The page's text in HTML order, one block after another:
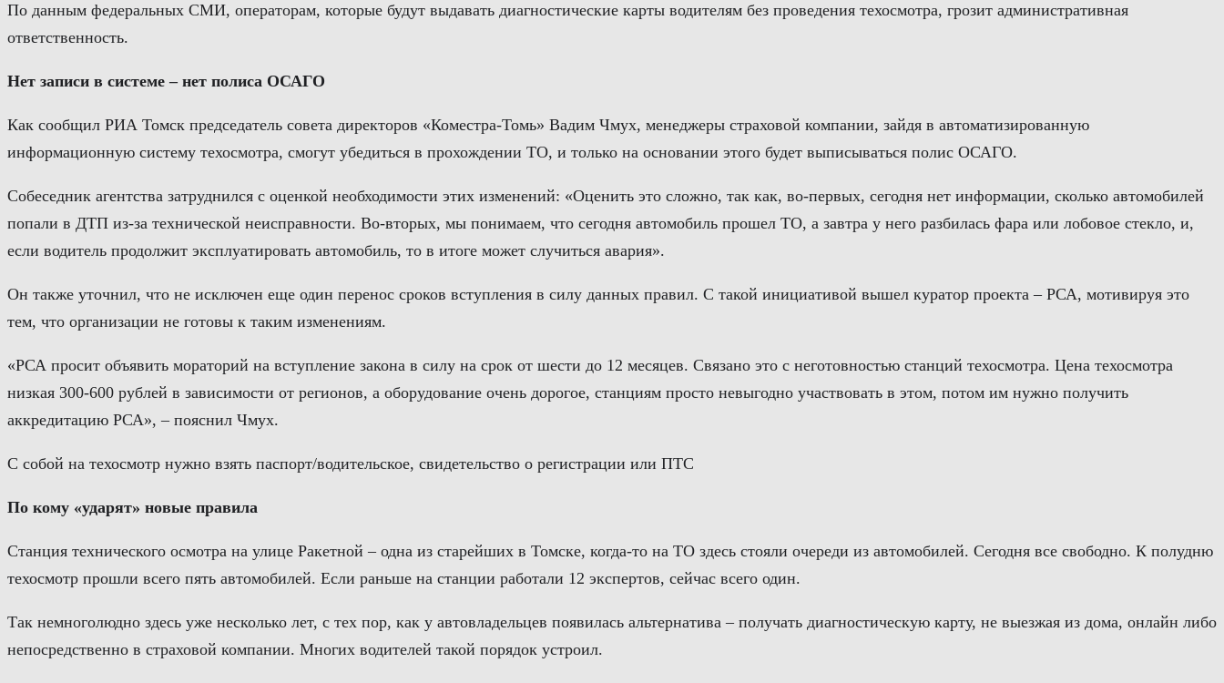
По данным федеральных СМИ, операторам, которые будут выдавать диагностические карты водителям без проведения техосмотра, грозит административная
ответственность.
Нет записи в системе – нет полиса ОСАГО
Как сообщил РИА Томск председатель совета директоров «Коместра-Томь» Вадим Чмух, менеджеры страховой компании, зайдя в автоматизированную
информационную систему техосмотра, смогут убедиться в прохождении ТО, и только на основании этого будет выписываться полис ОСАГО.
Собеседник агентства затруднился с оценкой необходимости этих изменений: «Оценить это сложно, так как, во-первых, сегодня нет информации, сколько автомобилей
попали в ДТП из-за технической неисправности. Во-вторых, мы понимаем, что сегодня автомобиль прошел ТО, а завтра у него разбилась фара или лобовое стекло, и,
если водитель продолжит эксплуатировать автомобиль, то в итоге может случиться авария».
Он также уточнил, что не исключен еще один перенос сроков вступления в силу данных правил. С такой инициативой вышел куратор проекта – РСА, мотивируя это
тем, что организации не готовы к таким изменениям.
«РСА просит объявить мораторий на вступление закона в силу на срок от шести до 12 месяцев. Связано это с неготовностью станций техосмотра. Цена техосмотра
низкая 300-600 рублей в зависимости от регионов, а оборудование очень дорогое, станциям просто невыгодно участвовать в этом, потом им нужно получить
аккредитацию РСА», – пояснил Чмух.
С собой на техосмотр нужно взять паспорт/водительское, свидетельство о регистрации или ПТС
По кому «ударят» новые правила
Станция технического осмотра на улице Ракетной – одна из старейших в Томске, когда-то на ТО здесь стояли очереди из автомобилей. Сегодня все свободно. К полудню
техосмотр прошли всего пять автомобилей. Если раньше на станции работали 12 экспертов, сейчас всего один.
Так немноголюдно здесь уже несколько лет, с тех пор, как у автовладельцев появилась альтернатива – получать диагностическую карту, не выезжая из дома, онлайн либо
непосредственно в страховой компании. Многих водителей такой порядок устроил.